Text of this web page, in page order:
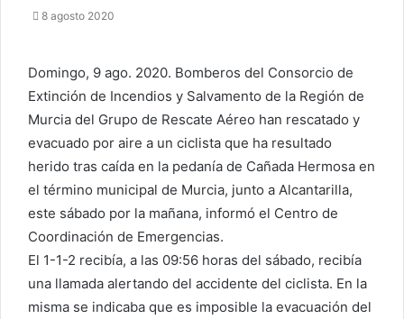
8 agosto 2020
Domingo, 9 ago. 2020. Bomberos del Consorcio de
Extinción de Incendios y Salvamento de la Región de
Murcia del Grupo de Rescate Aéreo han rescatado y
evacuado por aire a un ciclista que ha resultado
herido tras caída en la pedanía de Cañada Hermosa en
el término municipal de Murcia, junto a Alcantarilla,
este sábado por la mañana, informó el Centro de
Coordinación de Emergencias.
El 1-1-2 recibía, a las 09:56 horas del sábado, recibía
una llamada alertando del accidente del ciclista. En la
misma se indicaba que es imposible la evacuación del